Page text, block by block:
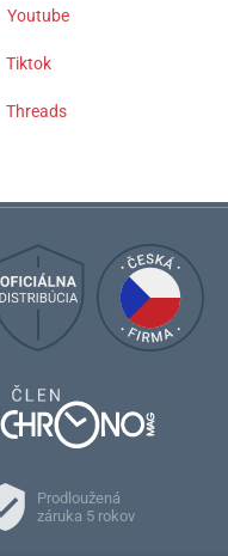
Youtube
Tiktok
Threads
Prodloužená
záruka 5 rokov